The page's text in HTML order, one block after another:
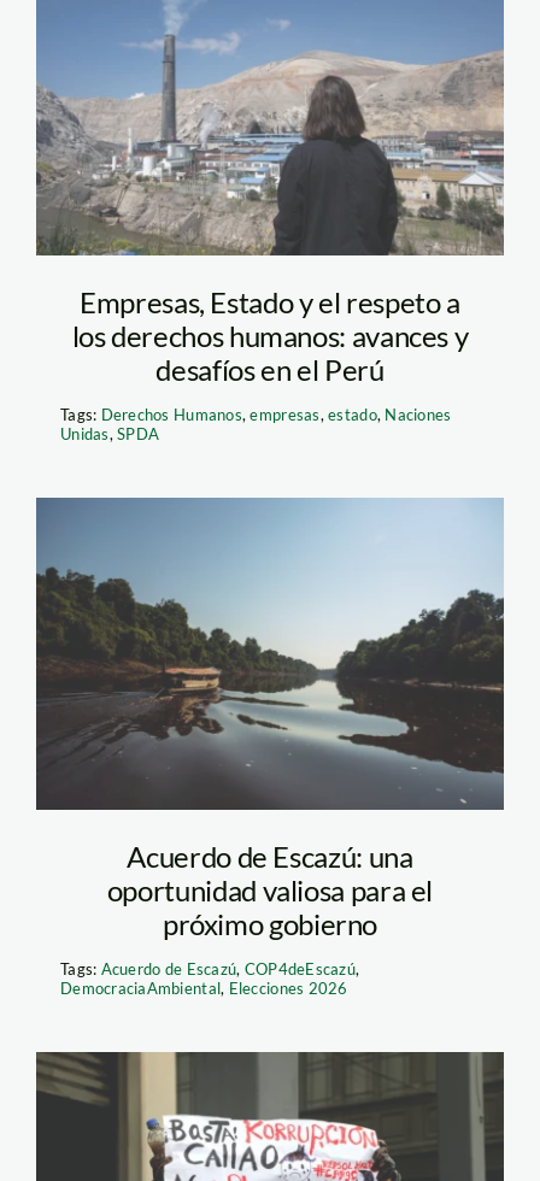
la-oroya—-
contaminacion—
jaime-tranca—
actualidad-ambiental
Empresas, Estado y el respeto a
los derechos humanos: avances y
desafíos en el Perú
Tags: Derechos Humanos,empresas,estado, Naciones
Unidas,SPDA
Acuerdo de
Escazú_SPDA
Acuerdo de Escazú: una
oportunidad valiosa para el
próximo gobierno
Tags: Acuerdo de Escazú, COP4deEscazú,
DemocraciaAmbiental, Elecciones 2026
sustancias-toxicas–